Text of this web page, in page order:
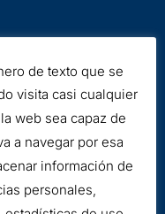
de texto que se
visita casi cualquier
web sea capaz de
a navegar por esa
información de
personales,